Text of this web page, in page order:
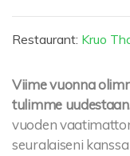
Restaurant: Kruo
Viime vuonna
tulimme
vuoden
seuralaiseni